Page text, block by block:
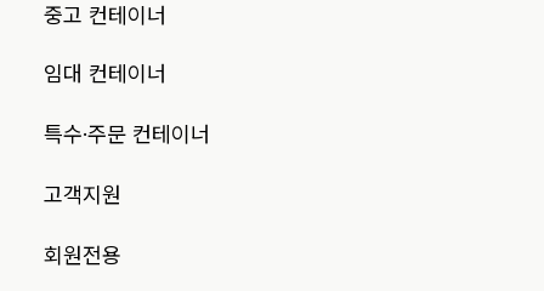
중고 컨테이너
임대 컨테이너
특수·주문 컨테이너
고객지원
회원전용